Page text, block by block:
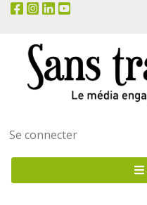
Menu
utilisateur
Se connecter